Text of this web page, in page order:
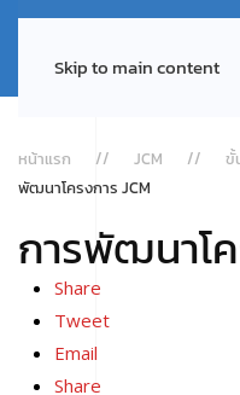
Skip to main content
หน้าแรก JCM ขั้
พัฒนาโครงการ JCM
การพัฒนาโ
Share
Tweet
Email
Share